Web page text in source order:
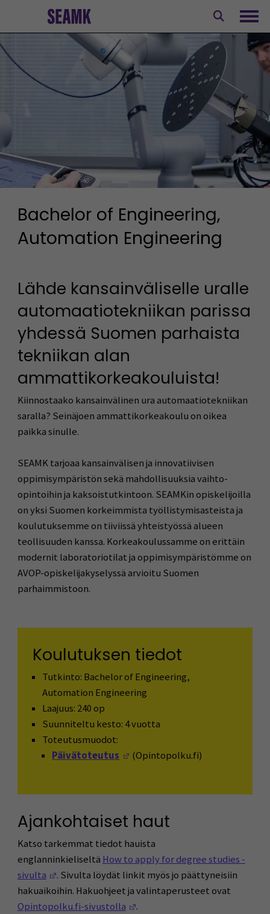
Bachelor of Engineering,
Automation Engineering
Lähde kansainväliselle uralle
automaatiotekniikan parissa
yhdessä Suomen parhaista
tekniikan alan
ammattikorkeakouluista!
Kiinnostaako kansainvälinen ura automaatiotekniikan
saralla? Seinäjoen ammattikorkeakoulu on oikea
paikka sinulle.
SEAMK tarjoaa kansainvälisen ja innovatiivisen
oppimisympäristön sekä mahdollisuuksia vaihto-
opintoihin ja kaksoistutkintoon. SEAMKin opiskelijoilla
on yksi Suomen korkeimmista työllistymisasteista ja
koulutuksemme on tiiviissä yhteistyössä alueen
teollisuuden kanssa. Korkeakoulussamme on erittäin
modernit laboratoriotilat ja oppimisympäristömme on
AVOP-opiskelijakyselyssä arvioitu Suomen
parhaimmistoon.
Koulutuksen tiedot
Tutkinto: Bachelor of Engineering,
Automation Engineering
Laajuus: 240 op
Suunniteltu kesto: 4 vuotta
Toteutusmuodot:
Päivätoteutus
(Avautuu uuteen ikkunaan)
(Opintopolku.fi)
Ajankohtaiset haut
Katso tarkemmat tiedot hauista
englanninkieliseltä How to apply for degree studies -
sivulta
(Avautuu uuteen ikkunaan)
. Sivulta löydät linkit myös jo päättyneisiin
hakuaikoihin. Hakuohjeet ja valintaperusteet ovat
Opintopolku.fi-sivustolla
(Avautuu uuteen ikkunaan)
.